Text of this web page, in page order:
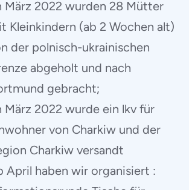
März 2022 wurden 28 Mütter
Kleinkindern (ab 2 Wochen alt)
der polnisch-ukrainischen
abgeholt und nach
gebracht;
März 2022 wurde ein lkv für
von Charkiw und der
Charkiw versandt
April haben wir organisiert :